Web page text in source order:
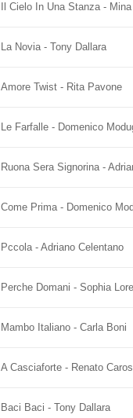
Il Cielo In Una Stanza - Mina
La Novia - Tony Dallara
Amore Twist - Rita Pavone
Le Farfalle - Domenico
Ruona Sera Signorina -
Come Prima - Domenico
Pccola - Adriano Celentano
Perche Domani - Sophia
Mambo Italiano - Carla Boni
A Casciaforte - Renato
Baci Baci - Tony Dallara